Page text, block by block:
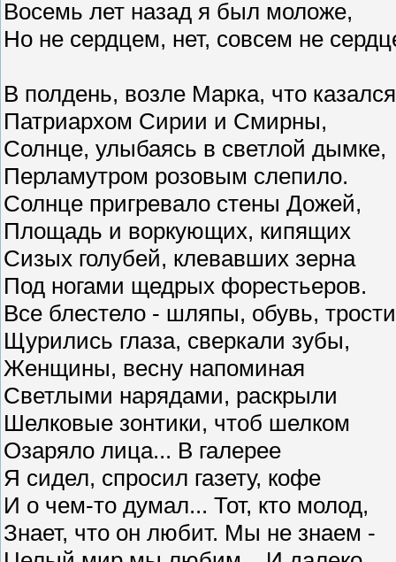
Восемь лет назад я был моложе,
Но не сердцем, нет, совсем не
В полдень, возле Марка, что казался
Патриархом Сирии и Смирны,
Солнце, улыбаясь в светлой дымке,
Перламутром розовым слепило.
Солнце пригревало стены Дожей,
Площадь и воркующих, кипящих
Сизых голубей, клевавших зерна
Под ногами щедрых форестьеров.
Все блестело - шляпы, обувь,
Щурились глаза, сверкали зубы,
Женщины, весну напоминая
Светлыми нарядами, раскрыли
Шелковые зонтики, чтоб шелком
Озаряло лица... В галерее
Я сидел, спросил газету, кофе
И о чем-то думал... Тот, кто молод,
Знает, что он любит. Мы не знаем -